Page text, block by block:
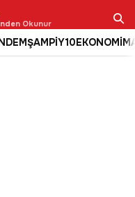
Okunur
ŞAMPİY10EKONOMİ
Ara